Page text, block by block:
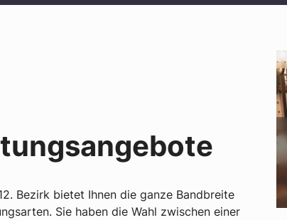
Bezirk bietet Ihnen die ganze Bandbreite
Sie haben die Wahl zwischen einer